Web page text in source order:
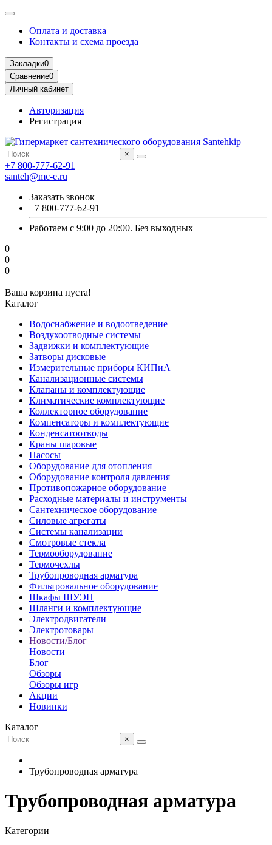
Оплата и доставка
Контакты и схема проезда
Закладки0
Сравнение0
Личный кабинет
Авторизация
Регистрация
×
+7 800-777-62-91
santeh@mc-e.ru
Заказать звонок
+7 800-777-62-91
Работаем с 9:00 до 20:00. Без выходных
0
0
0
Ваша корзина пуста!
Каталог
Водоснабжение и водоотведение
Воздухоотводные системы
Задвижки и комплектующие
Затворы дисковые
Измерительные приборы КИПиА
Канализационные системы
Клапаны и комплектующие
Климатические комплектующие
Коллекторное оборудование
Компенсаторы и комплектующие
Конденсатоотводы
Краны шаровые
Насосы
Оборудование для отопления
Оборудование контроля давления
Противопожарное оборудование
Расходные материалы и инструменты
Сантехническое оборудование
Силовые агрегаты
Системы канализации
Смотровые стекла
Термооборудование
Термочехлы
Трубопроводная арматура
Фильтровальное оборудование
Шкафы ШУЭП
Шланги и комплектующие
Электродвигатели
Электротовары
Новости/Блог
Новости
Блог
Обзоры
Обзоры игр
Акции
Новинки
Каталог
×
Трубопроводная арматура
Трубопроводная арматура
Категории